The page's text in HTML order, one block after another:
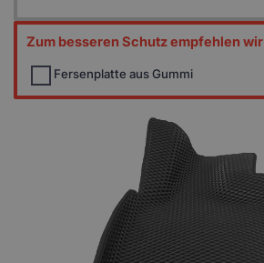
Zum besseren Schutz empfehlen wir
Fersenplatte aus Gummi